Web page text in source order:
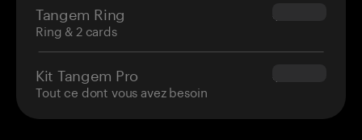
Tangem Ring
Ring & 2 cards
$160.00
Kit Tangem Pro
Tout ce dont vous avez besoin
$180.00